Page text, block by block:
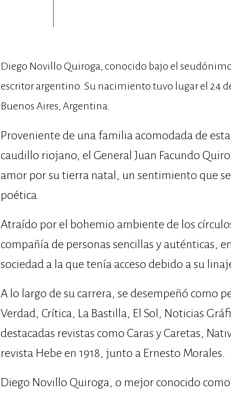
Diego Novillo Quiroga, conocido bajo el
escritor argentino. Su nacimiento tuvo lugar el 24
Buenos Aires, Argentina.
Proveniente de una familia acomodada de
caudillo riojano, el General Juan Facundo
amor por su tierra natal, un sentimiento que
poética.
Atraído por el bohemio ambiente de los
compañía de personas sencillas y auténticas,
sociedad a la que tenía acceso debido a su
A lo largo de su carrera, se desempeñó como
Verdad, Crítica, La Bastilla, El Sol, Noticias
destacadas revistas como Caras y Caretas,
revista Hebe en 1918, junto a Ernesto Morales.
Diego Novillo Quiroga, o mejor conocido